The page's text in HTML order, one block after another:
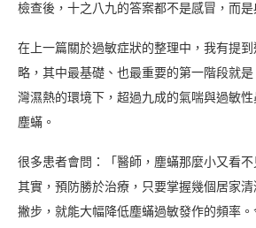
檢查後，十之八九的答案都不是感冒，而是
在上一篇關於過敏症狀的整理中，我有提
略，其中最基礎、也最重要的第一階段就
灣濕熱的環境下，超過九成的氣喘與過敏
塵蟎。
很多患者會問：「醫師，塵蟎那麼小又看不
其實，預防勝於治療，只要掌握幾個居家
撇步，就能大幅降低塵蟎過敏發作的頻率